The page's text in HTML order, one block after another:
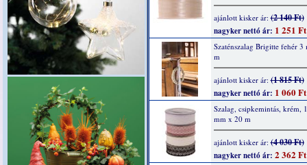
ajánlott kisker ár:(2 140 Ft)
nagyker nettó ár: 1 251 Ft
Szaténszalag Brigitte fehér 3
m
ajánlott kisker ár:(1 815 Ft)
nagyker nettó ár: 1 060 Ft
Szalag, csipkemintás, krém,
mm x 20 m
ajánlott kisker ár:(4 030 Ft)
nagyker nettó ár: 2 362 Ft